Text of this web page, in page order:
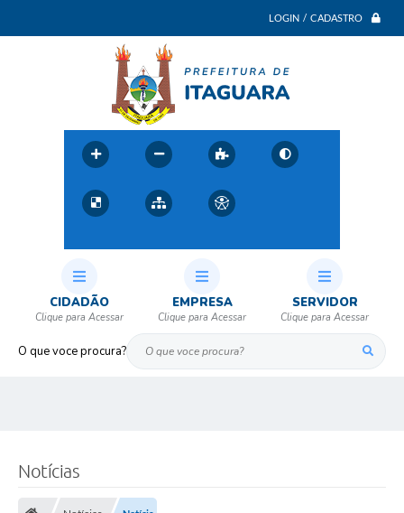
LOGIN / CADASTRO
O que voce procura?
CIDADÃO EMPRESA SERVIDOR
Notícias